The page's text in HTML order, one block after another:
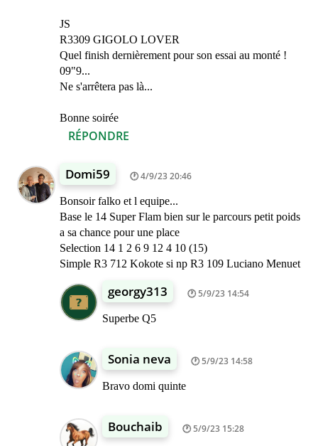
JS
R3309 GIGOLO LOVER
Quel finish dernièrement pour son essai au monté !
09"9...
Ne s'arrêtera pas là...
Bonne soirée
RÉPONDRE
Domi59 4/9/23 20:46
Bonsoir falko et l equipe...
Base le 14 Super Flam bien sur le parcours petit poids
a sa chance pour une place
Selection 14 1 2 6 9 12 4 10 (15)
Simple R3 712 Kokote si np R3 109 Luciano Menuet
georgy313 5/9/23 14:54
Superbe Q5
Sonia neva 5/9/23 14:58
Bravo domi quinte
Bouchaib 5/9/23 15:28